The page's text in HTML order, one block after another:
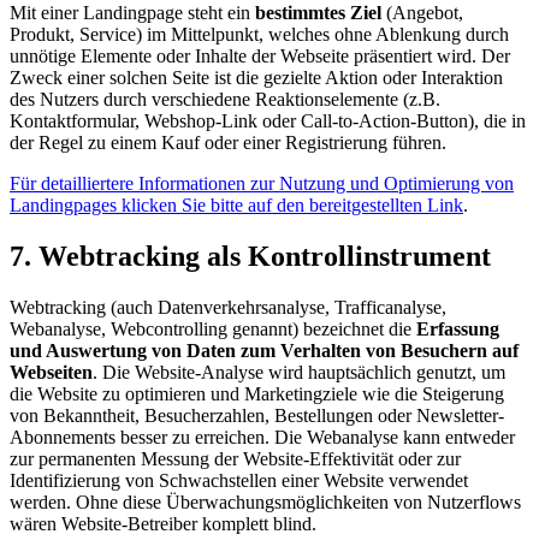
Mit einer Landingpage steht ein bestimmtes Ziel (Angebot,
Produkt, Service) im Mittelpunkt, welches ohne Ablenkung durch
unnötige Elemente oder Inhalte der Webseite präsentiert wird. Der
Zweck einer solchen Seite ist die gezielte Aktion oder Interaktion
des Nutzers durch verschiedene Reaktionselemente (z.B.
Kontaktformular, Webshop-Link oder Call-to-Action-Button), die in
der Regel zu einem Kauf oder einer Registrierung führen.
Für detailliertere Informationen zur Nutzung und Optimierung von
Landingpages klicken Sie bitte auf den bereitgestellten Link.
7. Webtracking als Kontrollinstrument
Webtracking (auch Datenverkehrsanalyse, Trafficanalyse,
Webanalyse, Webcontrolling genannt) bezeichnet die Erfassung
und Auswertung von Daten zum Verhalten von Besuchern auf
Webseiten. Die Website-Analyse wird hauptsächlich genutzt, um
die Website zu optimieren und Marketingziele wie die Steigerung
von Bekanntheit, Besucherzahlen, Bestellungen oder Newsletter-
Abonnements besser zu erreichen. Die Webanalyse kann entweder
zur permanenten Messung der Website-Effektivität oder zur
Identifizierung von Schwachstellen einer Website verwendet
werden. Ohne diese Überwachungsmöglichkeiten von Nutzerflows
wären Website-Betreiber komplett blind.